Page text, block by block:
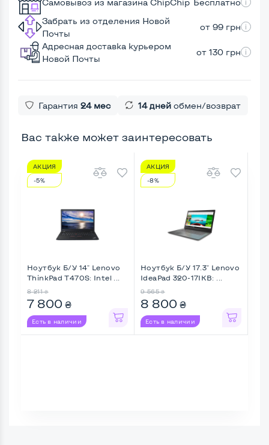
Самовывоз из магазина ChipChip Бесплатно
Забрать из отделения Новой
Почты
от 99 грн
Адресная доставка курьером
Новой Почты
от 130 грн
Гарантия 24 мес 14 дней обмен/возврат
Вас также может заинтересовать
АКЦИЯ
-5%
Ноутбук Б/У 14" Lenovo
ThinkPad T470S: Intel ...
8 211 ₴
7 800 ₴
Есть в наличии
АКЦИЯ
-8%
Ноутбук Б/У 17.3" Lenovo
IdeaPad 320-17IKB: ...
9 565 ₴
8 800 ₴
Есть в наличии